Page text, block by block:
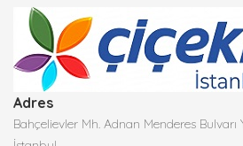
Adres
Bahçelievler Mh. Adnan Menderes Bulvarı